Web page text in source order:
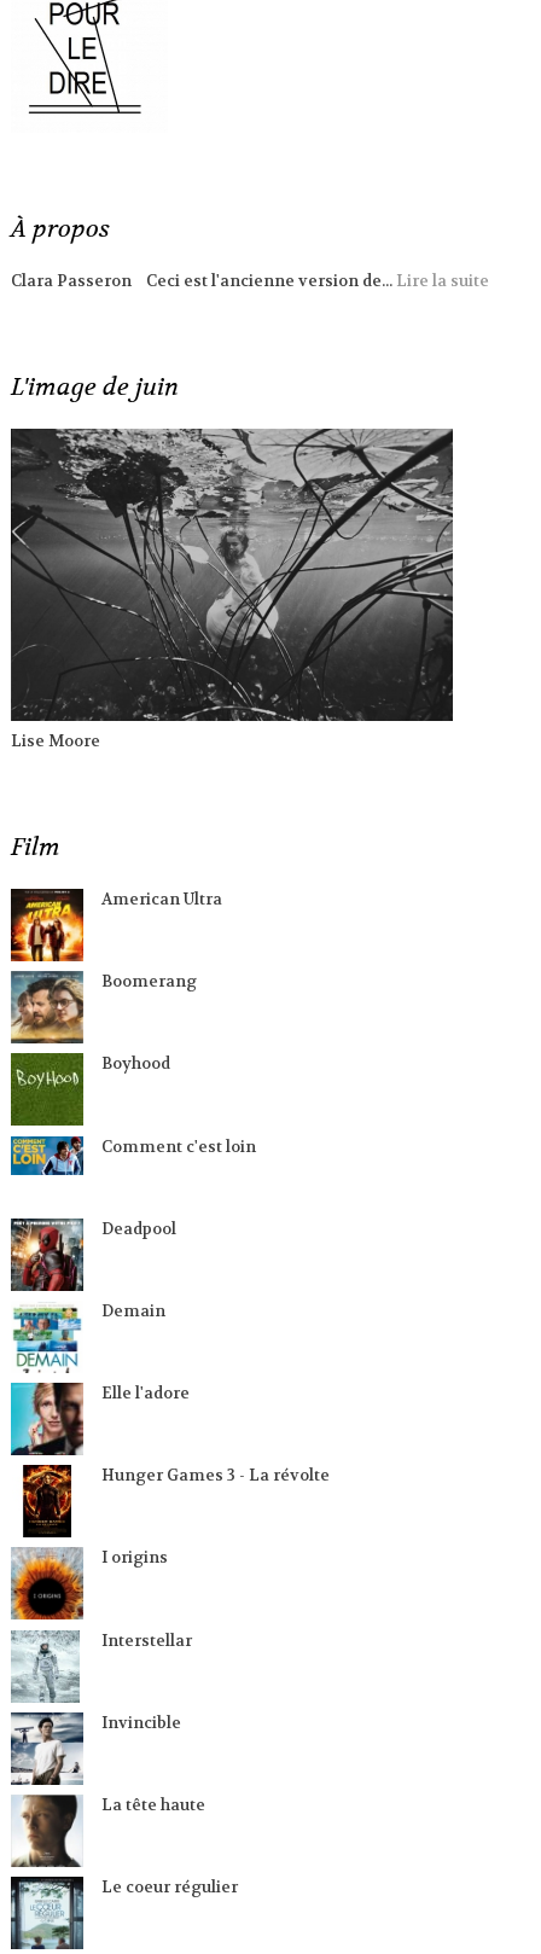
À propos
Clara Passeron Ceci est l'ancienne version de... Lire la suite
L'image de juin
Lise Moore
Film
American Ultra
Boomerang
Boyhood
Comment c'est loin
Deadpool
Demain
Elle l'adore
Hunger Games 3 - La révolte
I origins
Interstellar
Invincible
La tête haute
Le coeur régulier